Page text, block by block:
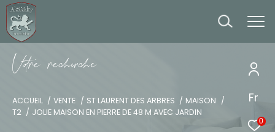
Fr
0
Vore recece
ACCUEIL VENTE ST LAURENT DES ARBRES
MAISON
T2
JOLIE MAISON EN PIERRE DE 48 M AVEC JARDIN